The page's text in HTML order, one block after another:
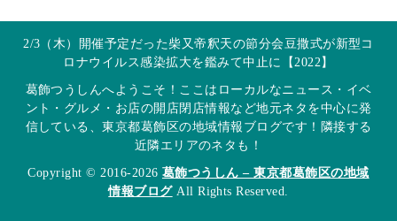
2/3（木）開催予定だった柴又帝釈天の節分会豆撒式が新型コ
ロナウイルス感染拡大を鑑みて中止に【2022】
葛飾つうしんへようこそ！ここはローカルなニュース・イベ
ント・グルメ・お店の開店閉店情報など地元ネタを中心に発
信している、東京都葛飾区の地域情報ブログです！隣接する
近隣エリアのネタも！
Copyright © 2016-2026 葛飾つうしん – 東京都葛飾区の地域
情報ブログAll Rights Reserved.